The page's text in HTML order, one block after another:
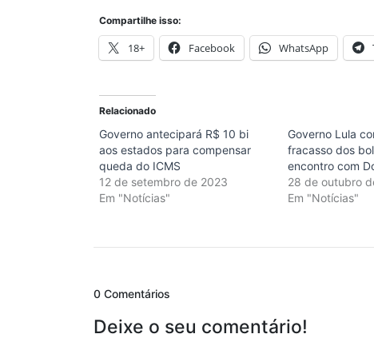
Compartilhe isso:
18+ Facebook WhatsApp
Relacionado
Governo antecipará R$ 10 bi
aos estados para compensar
queda do ICMS
12 de setembro de 2023
Em "Notícias"
Governo Lula
fracasso dos
encontro com
28 de outubro
Em "Notícias"
0 Comentários
Deixe o seu comentário!